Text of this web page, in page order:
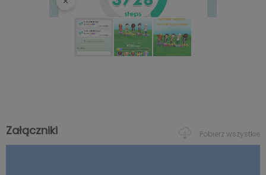
Załączniki Pobierz wszystkie